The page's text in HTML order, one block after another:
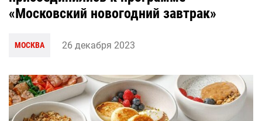
«Московский новогодний завтрак»
МОСКВА 26 декабря 2023